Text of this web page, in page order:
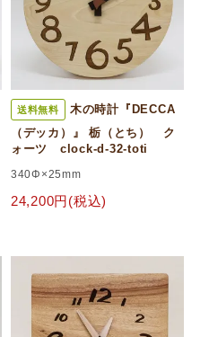
送料無料
木の時計『DECCA
（デッカ）』 栃（とち） ク
ォーツ clock-d-32-toti
340Φ×25mm
24,200円(税込)